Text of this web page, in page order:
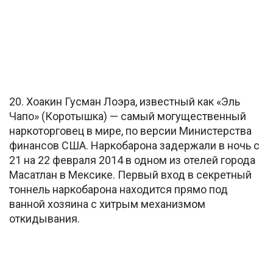
20. Хоакин Гусман Лоэра, известный как «Эль
Чапо» (Коротышка) — самый могущественный
наркоторговец в мире, по версии Министерства
финансов США. Наркобарона задержали в ночь с
21 на 22 февраля 2014 в одном из отелей города
Масатлан в Мексике. Первый вход в секретный
тоннель наркобарона находится прямо под
ванной хозяина с хитрым механизмом
откидывания.